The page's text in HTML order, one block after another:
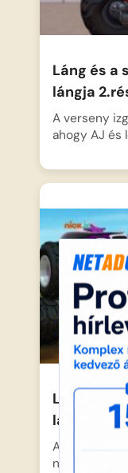
Láng és a
lángja
A verseny
ahogy AJ és
Láng és a
labda
A városban
nagy ver-